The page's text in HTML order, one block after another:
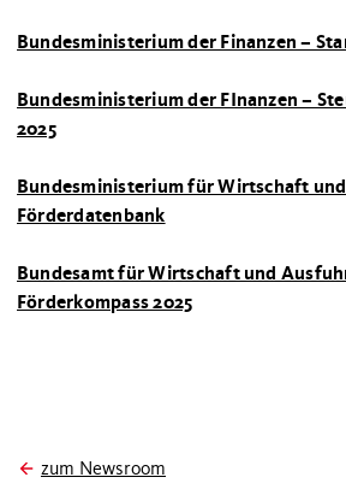
Bundesministerium der Finanzen –
Bundesministerium der FInanzen –
2025
Bundesministerium für Wirtschaft
Förderdatenbank
Bundesamt für Wirtschaft und
Förderkompass 2025
zum Newsroom